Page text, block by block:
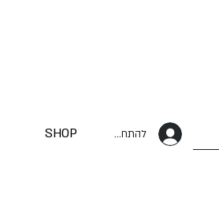
להתחברות SHOP